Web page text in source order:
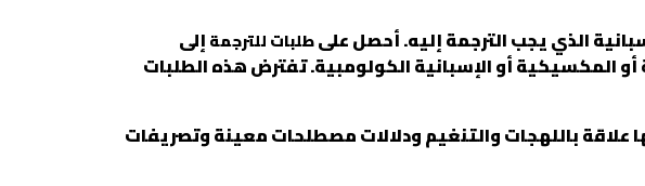
الذي يجب الترجمة إليه. أحصل علىطلبات للترجمةإلى
أو المكسيكية أو الإسبانية الكولومبية. تفترض هذه الطلبات
علاقة باللهجات والتنغيم ودلالات مصطلحات معينة وتصريفات